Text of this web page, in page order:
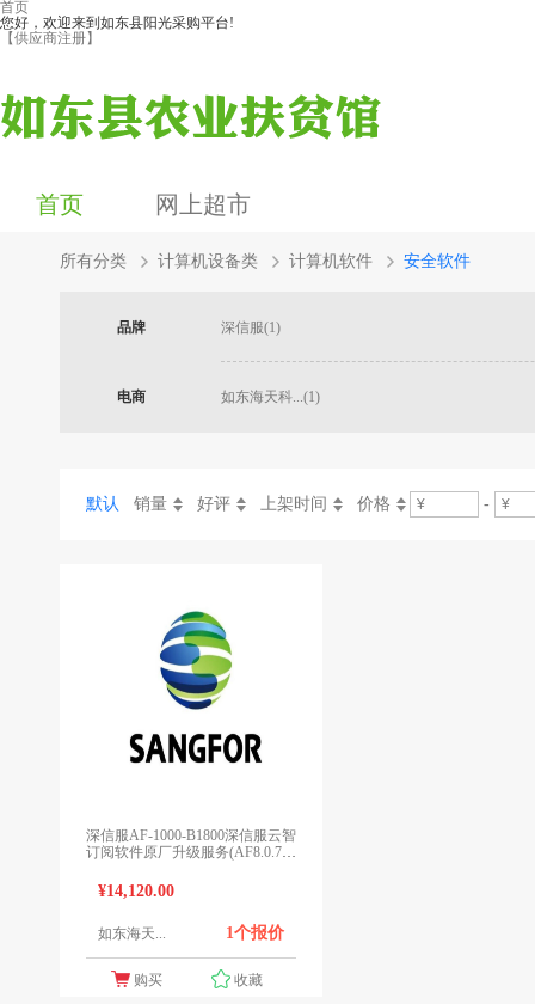
首页
您好，欢迎来到如东县阳光采购平台!
【供应商注册】
首页 网上超市
所有分类 计算机设备类 计算机软件 安全软件
品牌 深信服(1)
电商 如东海天科...(1)
默认 销量 好评 上架时间 价格 -
深信服AF-1000-B1800深信服云智
订阅软件原厂升级服务(AF8.0.7及
¥14,120.00
如东海天... 1个报价
购买 收藏